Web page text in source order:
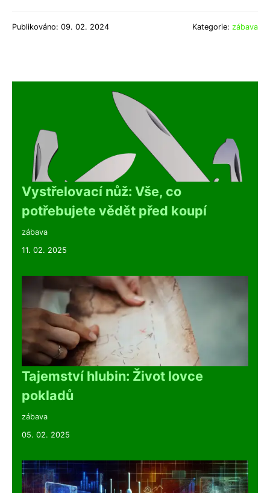
Publikováno: 09. 02. 2024 Kategorie: zábava
Vystřelovací nůž: Vše, co
potřebujete vědět před koupí
zábava
11. 02. 2025
Tajemství hlubin: Život lovce
pokladů
zábava
05. 02. 2025